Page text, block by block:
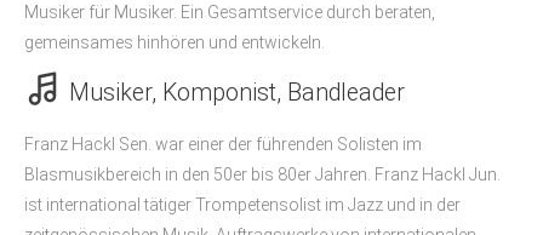
Musiker für Musiker. Ein Gesamtservice durch beraten,
gemeinsames hinhören und entwickeln.
Musiker, Komponist, Bandleader
Franz Hackl Sen. war einer der führenden Solisten im
Blasmusikbereich in den 50er bis 80er Jahren. Franz Hackl Jun.
ist international tätiger Trompetensolist im Jazz und in der